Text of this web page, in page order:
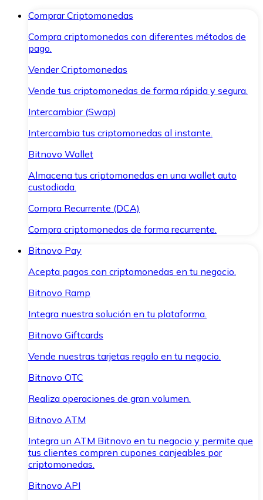
Comprar Criptomonedas
Compra criptomonedas con diferentes métodos de
pago.
Vender Criptomonedas
Vende tus criptomonedas de forma rápida y segura.
Intercambiar (Swap)
Intercambia tus criptomonedas al instante.
Bitnovo Wallet
Almacena tus criptomonedas en una wallet auto
custodiada.
Compra Recurrente (DCA)
Compra criptomonedas de forma recurrente.
Bitnovo Pay
Acepta pagos con criptomonedas en tu negocio.
Bitnovo Ramp
Integra nuestra solución en tu plataforma.
Bitnovo Giftcards
Vende nuestras tarjetas regalo en tu negocio.
Bitnovo OTC
Realiza operaciones de gran volumen.
Bitnovo ATM
Integra un ATM Bitnovo en tu negocio y permite que
tus clientes compren cupones canjeables por
criptomonedas.
Bitnovo API